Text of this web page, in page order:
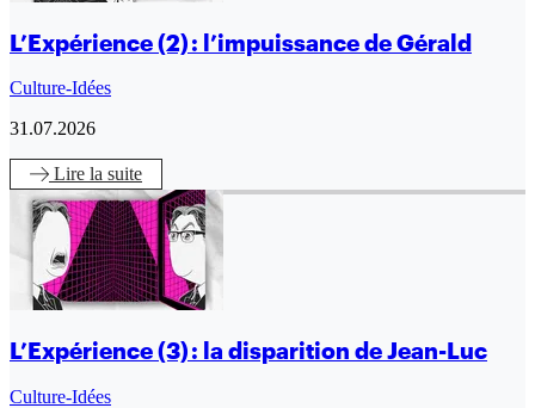
L’Expérience (2) : l’impuissance de Gérald
Culture-Idées
31.07.2026
Lire la suite
L’Expérience (3) : la disparition de Jean-Luc
Culture-Idées